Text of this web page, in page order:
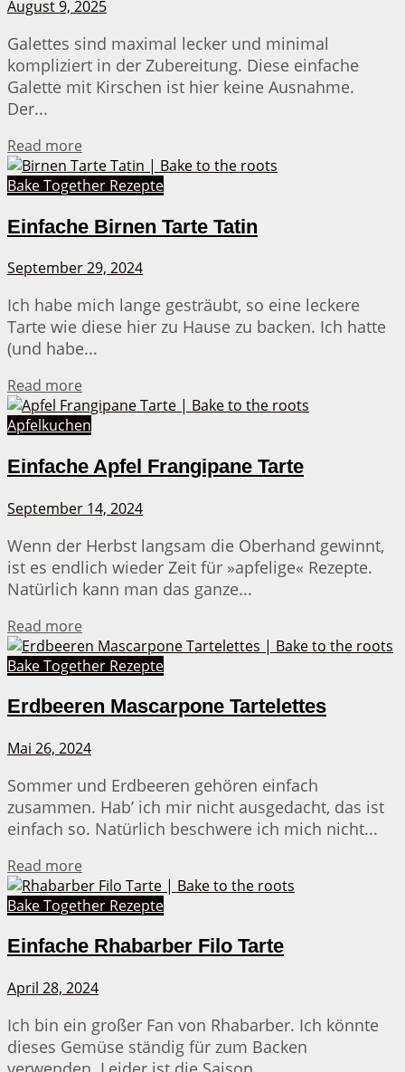
August 9, 2025
Galettes sind maximal lecker und minimal
kompliziert in der Zubereitung. Diese einfache
Galette mit Kirschen ist hier keine Ausnahme.
Der...
Read more
Bake Together Rezepte
Einfache Birnen Tarte Tatin
September 29, 2024
Ich habe mich lange gesträubt, so eine leckere
Tarte wie diese hier zu Hause zu backen. Ich hatte
(und habe...
Read more
Apfelkuchen
Einfache Apfel Frangipane Tarte
September 14, 2024
Wenn der Herbst langsam die Oberhand gewinnt,
ist es endlich wieder Zeit für »apfelige« Rezepte.
Natürlich kann man das ganze...
Read more
Bake Together Rezepte
Erdbeeren Mascarpone Tartelettes
Mai 26, 2024
Sommer und Erdbeeren gehören einfach
zusammen. Hab’ ich mir nicht ausgedacht, das ist
einfach so. Natürlich beschwere ich mich nicht...
Read more
Bake Together Rezepte
Einfache Rhabarber Filo Tarte
April 28, 2024
Ich bin ein großer Fan von Rhabarber. Ich könnte
dieses Gemüse ständig für zum Backen